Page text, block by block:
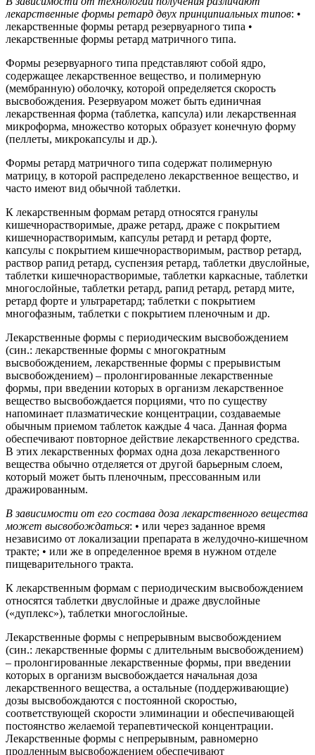
лекарственные формы ретард двух принципиальных типов: •
лекарственные формы ретард резервуарного типа •
лекарственные формы ретард матричного типа.
Формы резервуарного типа представляют собой ядро,
содержащее лекарственное вещество, и полимерную
(мембранную) оболочку, которой определяется скорость
высвобождения. Резервуаром может быть единичная
лекарственная форма (таблетка, капсула) или лекарственная
микроформа, множество которых образует конечную форму
(пеллеты, микрокапсулы и др.).
Формы ретард матричного типа содержат полимерную
матрицу, в которой распределено лекарственное вещество, и
часто имеют вид обычной таблетки.
К лекарственным формам ретард относятся гранулы
кишечнорастворимые, драже ретард, драже с покрытием
кишечнорастворимым, капсулы ретард и ретард форте,
капсулы с покрытием кишечнорастворимым, раствор ретард,
раствор рапид ретард, суспензия ретард, таблетки двуслойные,
таблетки кишечнорастворимые, таблетки каркасные, таблетки
многослойные, таблетки ретард, рапид ретард, ретард мите,
ретард форте и ультраретард; таблетки с покрытием
многофазным, таблетки с покрытием пленочным и др.
Лекарственные формы с периодическим высвобождением
(син.: лекарственные формы с многократным
высвобождением, лекарственные формы с прерывистым
высвобождением) – пролонгированные лекарственные
формы, при введении которых в организм лекарственное
вещество высвобождается порциями, что по существу
напоминает плазматические концентрации, создаваемые
обычным приемом таблеток каждые 4 часа. Данная форма
обеспечивают повторное действие лекарственного средства.
В этих лекарственных формах одна доза лекарственного
вещества обычно отделяется от другой барьерным слоем,
который может быть пленочным, прессованным или
дражированным.
В зависимости от его состава доза лекарственного вещества
может высвобождаться: • или через заданное время
независимо от локализации препарата в желудочно-кишечном
тракте; • или же в определенное время в нужном отделе
пищеварительного тракта.
К лекарственным формам с периодическим высвобождением
относятся таблетки двуслойные и драже двуслойные
(«дуплекс»), таблетки многослойные.
Лекарственные формы с непрерывным высвобождением
(син.: лекарственные формы с длительным высвобождением)
– пролонгированные лекарственные формы, при введении
которых в организм высвобождается начальная доза
лекарственного вещества, а остальные (поддерживающие)
дозы высвобождаются с постоянной скоростью,
соответствующей скорости элиминации и обеспечивающей
постоянство желаемой терапевтической концентрации.
Лекарственные формы с непрерывным, равномерно
продленным высвобождением обеспечивают